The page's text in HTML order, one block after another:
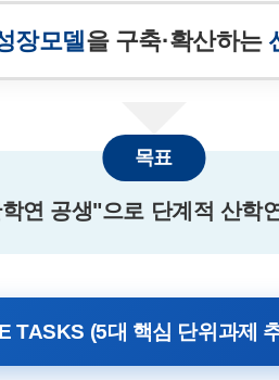
장모델을 구축·확산하는
목표
연 공생"으로 단계적 산학
TASKS (5대 핵심 단위과제